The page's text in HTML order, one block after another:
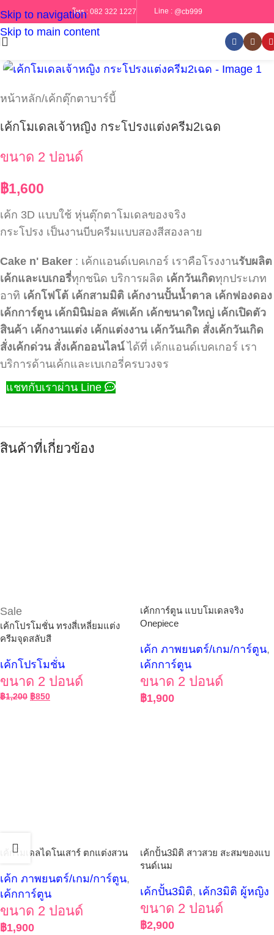
Skip to navigation
Skip to main content
โทร : 082 322 1227 Line : @cb999
หน้าหลัก/เค้กตุ๊กตาบาร์บี้
เค้กโมเดลเจ้าหญิง กระโปรงแต่งครีม2เฉด
ขนาด 2 ปอนด์
฿1,600
เค้ก 3D แบบใช้ หุ่นตุ๊กตาโมเดลของจริง
กระโปรง เป็นงานบีบครีมแบบสองสีสองลาย
Cake n' Baker : เค้กแอนด์เบคเกอร์ เราคือโรงงานรับผลิต
เค้กและเบเกอรี่ทุกชนิด บริการผลิต เค้กวันเกิดทุกประเภท
อาทิ เค้กโฟโต้ เค้กสามมิติ เค้กงานปั้นน้ำตาล เค้กฟองดอง
เค้กการ์ตูน เค้กมินิม่อล คัพเค้ก เค้กขนาดใหญ่ เค้กเปิดตัว
สินค้า เค้กงานแต่ง เค้กแต่งงาน เค้กวันเกิด สั่งเค้กวันเกิด
สั่งเค้กด่วน สั่งเค้กออนไลน์ได้ที่ เค้กแอนด์เบคเกอร์ เรา
บริการด้านเค้กและเบเกอรี่ครบวงจร
แชทกับเราผ่าน Line
สินค้าที่เกี่ยวข้อง
Sale
เค้กโปรโมชั่น ทรงสี่เหลี่ยมแต่ง
ครีมจุดสลับสี
เค้กโปรโมชั่น
ขนาด 2 ปอนด์
฿1,200 ฿850
เค้กการ์ตูน แบบโมเดลจริง
Onepiece
เค้ก ภาพยนตร์/เกม/การ์ตูน,
เค้กการ์ตูน
ขนาด 2 ปอนด์
฿1,900
เค้กโมเดลไดโนเสาร์ ตกแต่งสวน
เค้ก ภาพยนตร์/เกม/การ์ตูน,
เค้กการ์ตูน
ขนาด 2 ปอนด์
฿1,900
เค้กปั้น3มิติ สาวสวย สะสมของแบ
รนด์เนม
เค้กปั้น3มิติ, เค้ก3มิติ ผู้หญิง
ขนาด 2 ปอนด์
฿2,900